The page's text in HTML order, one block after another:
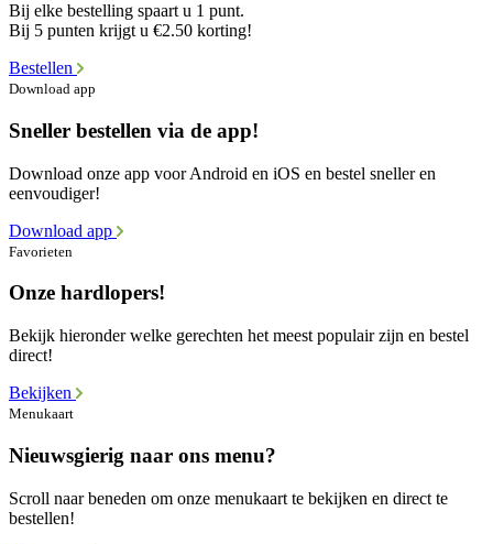
Bij elke bestelling spaart u 1 punt.
Bij 5 punten krijgt u €2.50 korting!
Bestellen
Download app
Sneller bestellen via de app!
Download onze app voor Android en iOS en bestel sneller en
eenvoudiger!
Download app
Favorieten
Onze hardlopers!
Bekijk hieronder welke gerechten het meest populair zijn en bestel
direct!
Bekijken
Menukaart
Nieuwsgierig naar ons menu?
Scroll naar beneden om onze menukaart te bekijken en direct te
bestellen!